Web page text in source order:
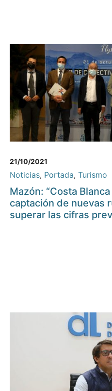
21/10/2021
Noticias, Portada, Turismo
Mazón: “Costa
captación de nuevas
superar las cifras